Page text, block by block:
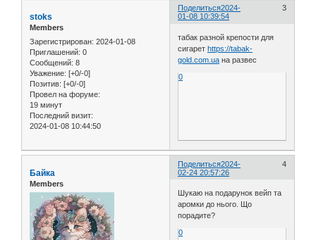
Поделиться 3
2024-
01-08 10:39:54
stoks
Members
Зарегистрирован: 2024-01-08
Приглашений: 0
Сообщений: 8
Уважение: [+0/-0]
Позитив: [+0/-0]
Провел на форуме:
19 минут
Последний визит:
2024-01-08 10:44:50
табак разной крепости для
сигаретhttps://tabak-
gold.com.ua на развес
0
Поделиться 4
2024-
02-24 20:57:26
Байка
Members
Шукаю на подарунок вейп та
аромки до нього. Що
порадите?
0